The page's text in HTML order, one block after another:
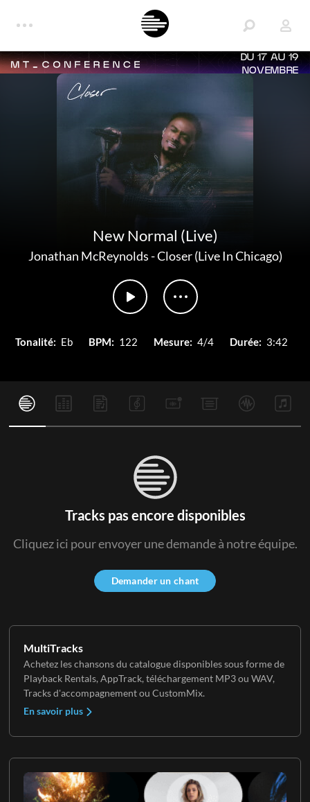
DU 17 AU 19
NOVEMBRE
New Normal (Live)
Jonathan McReynolds-Closer (Live In Chicago)
Tonalité: Eb BPM: 122 Mesure: 4/4 Durée: 3:42
MultiTracks
Achetez les chansons du catalogue disponibles sous forme de
Playback Rentals, AppTrack, téléchargement MP3 ou WAV,
Tracks d'accompagnement ou CustomMix.
En savoir plus
Tracks pas encore disponibles
Cliquez ici pour envoyer une demande à notre équipe.
Demander un chant